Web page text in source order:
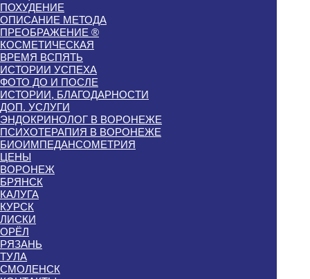
ПОХУДЕНИЕ
ОПИСАНИЕ МЕТОДА
ПРЕОБРАЖЕНИЕ ®
КОСМЕТИЧЕСКАЯ
ВРЕМЯ ВСПЯТЬ
ИСТОРИИ УСПЕХА
ФОТО ДО И ПОСЛЕ
ИСТОРИИ, БЛАГОДАРНОСТИ
ДОП. УСЛУГИ
ЭНДОКРИНОЛОГ В ВОРОНЕЖЕ
ПСИХОТЕРАПИЯ В ВОРОНЕЖЕ
БИОИМПЕДАНСОМЕТРИЯ
ЦЕНЫ
ВОРОНЕЖ
БРЯНСК
КАЛУГА
КУРСК
ЛИСКИ
ОРЁЛ
РЯЗАНЬ
ТУЛА
СМОЛЕНСК